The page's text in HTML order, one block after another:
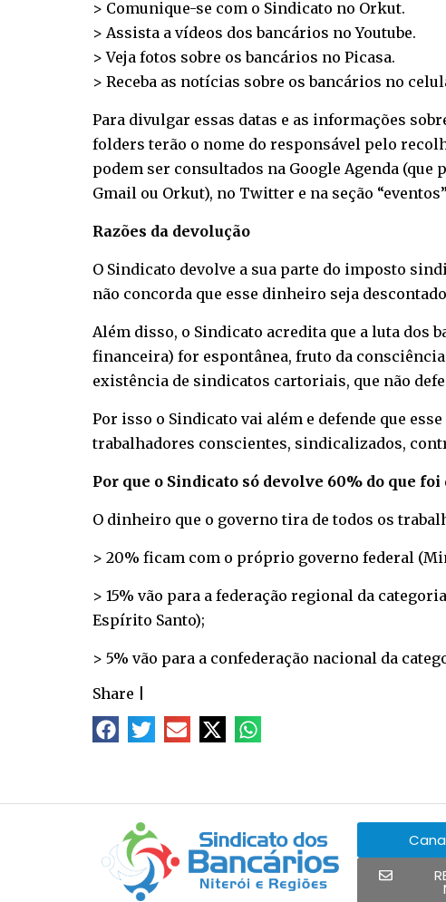
> Comunique-se com o Sindicato no Orkut.
> Assista a vídeos dos bancários noYoutube.
> Veja fotos sobre os bancários no Picasa.
> Receba as notícias sobre os bancários no
Para divulgar essas datas e as informações
folders terão o nome do responsável pelo
podem ser consultados na Google Agenda (que
Gmail ou Orkut), no Twitter e na seção
Razões da devolução
O Sindicato devolve a sua parte do imposto
não concorda que esse dinheiro seja
Além disso, o Sindicato acredita que a luta dos
financeira) for espontânea, fruto da
existência de sindicatos cartoriais, que não
Por isso o Sindicato vai além e defende que
trabalhadores conscientes, sindicalizados,
Por que o Sindicato só devolve 60% do que foi
O dinheiro que o governo tira de todos os
> 20% ficam com o próprio governo federal
> 15% vão para a federação regional da
Espírito Santo);
> 5% vão para a confederação nacional da
Share